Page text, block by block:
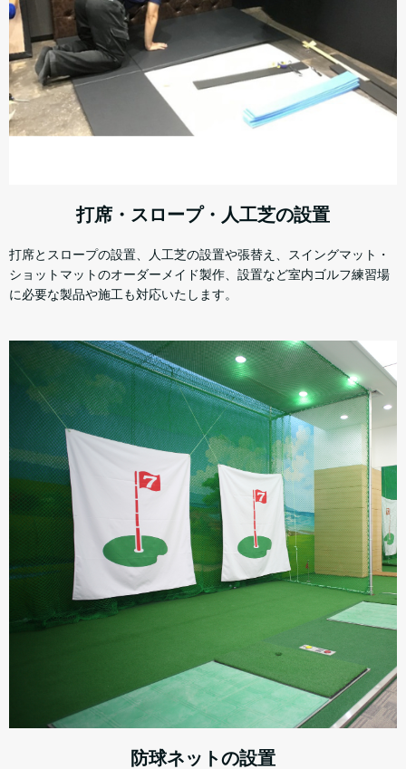
打席・スロープ・人工芝の設置
打席とスロープの設置、人工芝の設置や張替え、スイングマット・
ショットマットのオーダーメイド製作、設置など室内ゴルフ練習場
に必要な製品や施工も対応いたします。
防球ネットの設置